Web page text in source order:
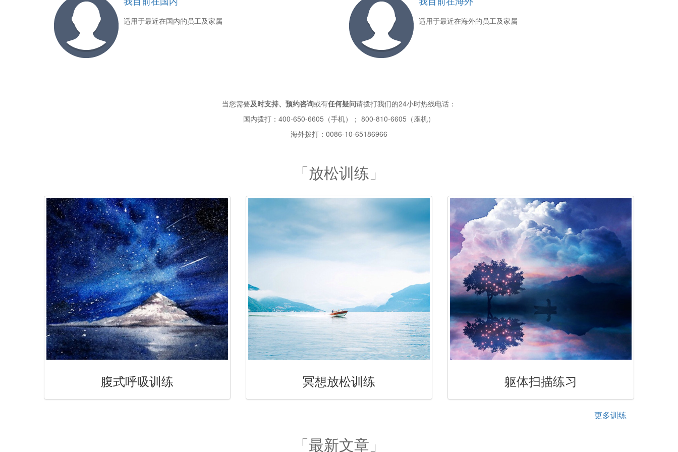
适用于最近在国内的员工及家属 适用于最近在海外的员工及家属
当您需要及时支持、预约咨询或有任何疑问请拨打我们的24小时热线电话：
国内拨打：400-650-6605（手机）； 800-810-6605（座机）
海外拨打：0086-10-65186966
「放松训练」
腹式呼吸训练 冥想放松训练 躯体扫描练习
更多训练
「最新文章」